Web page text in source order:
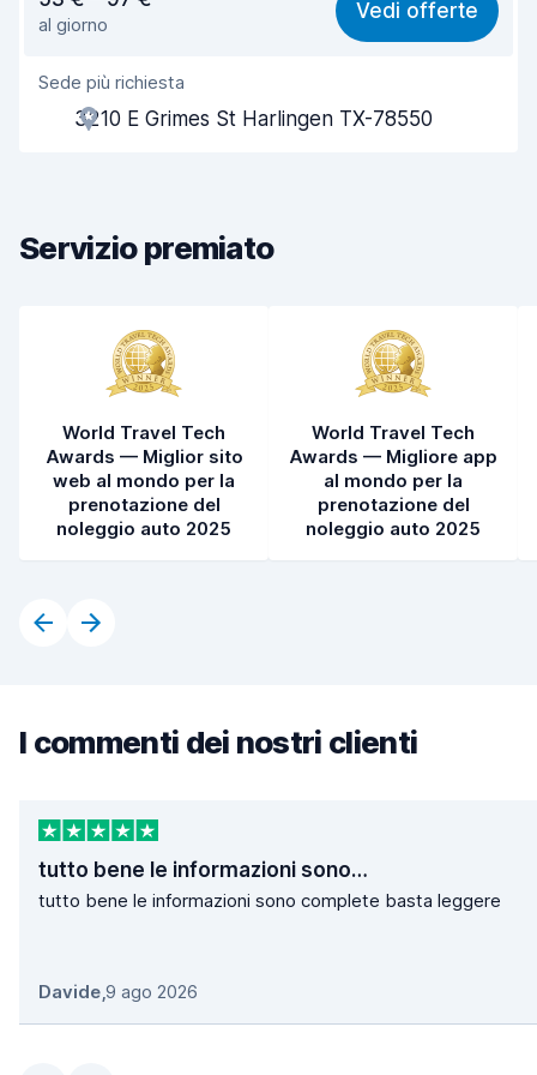
Facile da trovare 8,2
Gentilezza degli agenti
Rapidità del ritiro
Pulizia del veicolo
al giorno
Vedi offerte
Sede più richiesta
3210 E Grimes St Harlingen TX-78550
Servizio premiato
World Travel Tech
Awards — Miglior sito
web al mondo per la
prenotazione del
noleggio auto 2025
World Travel Tech
Awards — Migliore app
al mondo per la
prenotazione del
noleggio auto 2025
I commenti dei nostri clienti
tutto bene le informazioni sono…
tutto bene le informazioni sono complete basta leggere
Davide,9 ago 2026